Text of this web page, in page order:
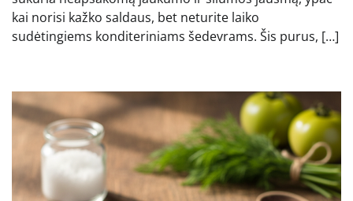
kai norisi kažko saldaus, bet neturite laiko
sudėtingiems konditeriniams šedevrams. Šis purus, […]